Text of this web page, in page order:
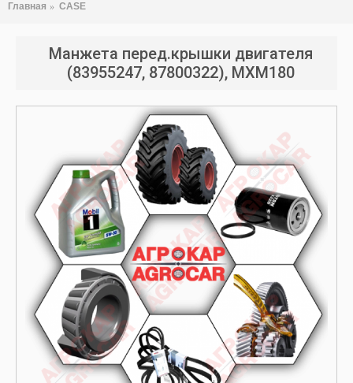
Главная CASE
Манжета перед.крышки двигателя
(83955247, 87800322), MXM180